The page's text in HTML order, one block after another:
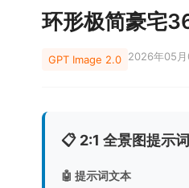
环形极简豪宅
GPT Image 2.0 2026年05月
📋 2:1 全景图提示
🤖 提示词文本